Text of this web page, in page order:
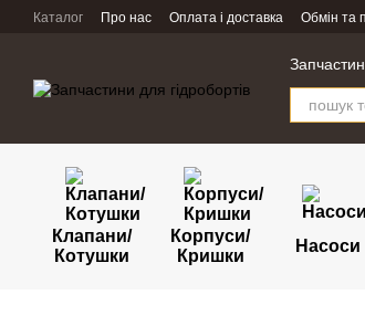
Перейти к основному контенту
Каталог Про нас Оплата і доставка Обмін та
Клапани/
Котушки
Корпуси/
Кришки
Насоси